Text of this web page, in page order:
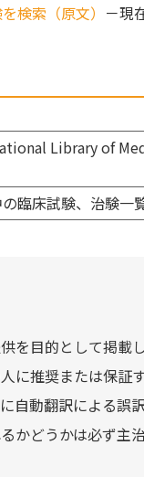
検索（原文） －現
Library of
臨床試験、治験一
を目的として掲載し
に推奨または保証
自動翻訳による誤
かどうかは必ず主